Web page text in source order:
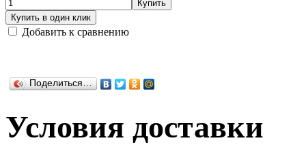
Добавить к сравнению
Поделиться…
Условия доставки